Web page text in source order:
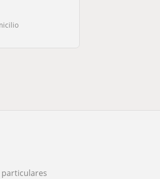
particulares